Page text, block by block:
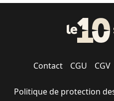
Contact CGU CGV
Politique de protection